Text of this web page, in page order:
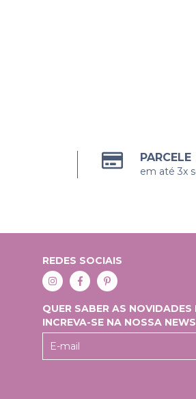
em até 3x
REDES SOCIAIS
QUER SABER AS NOVIDADES
INCREVA-SE NA NOSSA